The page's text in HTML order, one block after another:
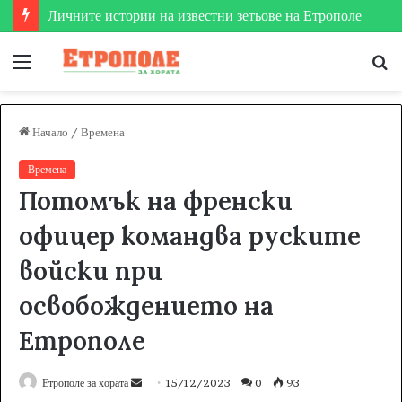
Етрополе затвърди мястото си на футболната карта
Меню
Начало / Времена
Времена
Потомък на френски
офицер командва руските
войски при
освобождението на
Етрополе
Етрополе за хората 15/12/2023 0 93